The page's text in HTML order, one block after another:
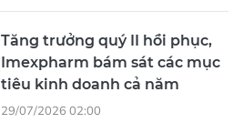
Tăng trưởng quý II hồi phục,
Imexpharm bám sát các mục
tiêu kinh doanh cả năm
29/07/2026 02:00